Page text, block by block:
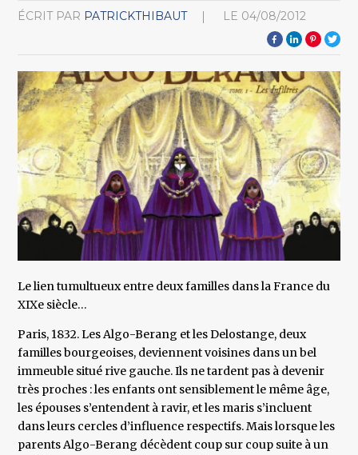
ÉCRIT PAR PATRICKTHIBAUT LE 04/08/2012
Le lien tumultueux entre deux familles dans la France du
XIXe siècle…
Paris, 1832. Les Algo-Berang et les Delostange, deux
familles bourgeoises, deviennent voisines dans un bel
immeuble situé rive gauche. Ils ne tardent pas à devenir
très proches : les enfants ont sensiblement le même âge,
les épouses s’entendent à ravir, et les maris s’incluent
dans leurs cercles d’influence respectifs. Mais lorsque les
parents Algo-Berang décèdent coup sur coup suite à un